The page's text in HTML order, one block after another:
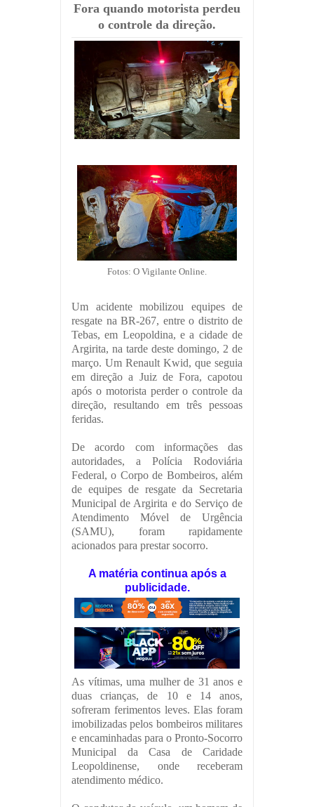
Fora quando motorista perdeu
o controle da direção.
Fotos: O Vigilante Online.
Um acidente mobilizou equipes de
resgate na BR-267, entre o distrito de
Tebas, em Leopoldina, e a cidade de
Argirita, na tarde deste domingo, 2 de
março. Um Renault Kwid, que seguia
em direção a Juiz de Fora, capotou
após o motorista perder o controle da
direção, resultando em três pessoas
feridas.
De acordo com informações das
autoridades, a Polícia Rodoviária
Federal, o Corpo de Bombeiros, além
de equipes de resgate da Secretaria
Municipal de Argirita e do Serviço de
Atendimento Móvel de Urgência
(SAMU), foram rapidamente
acionados para prestar socorro.
A matéria continua após a
publicidade.
As vítimas, uma mulher de 31 anos e
duas crianças, de 10 e 14 anos,
sofreram ferimentos leves. Elas foram
imobilizadas pelos bombeiros militares
e encaminhadas para o Pronto-Socorro
Municipal da Casa de Caridade
Leopoldinense, onde receberam
atendimento médico.